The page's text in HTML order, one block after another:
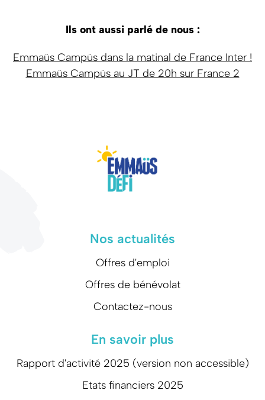
Ils ont aussi parlé de nous :
Emmaüs Campüs dans la matinal de France Inter !
Emmaüs Campüs au JT de 20h sur France 2
Nos actualités
Offres d'emploi
Offres de bénévolat
Contactez-nous
En savoir plus
Rapport d'activité 2025 (version non accessible)
Etats financiers 2025